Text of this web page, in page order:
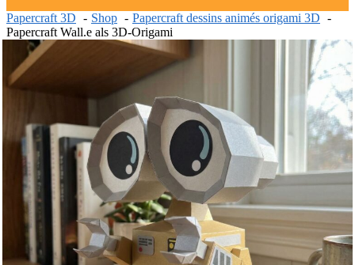
Papercraft 3D Shop
Papercraft dessins animés origami 3D
Papercraft Wall.e als 3D-Origami